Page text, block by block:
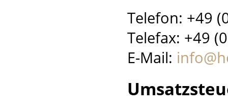
Telefon: +49
Telefax: +49
E-Mail: